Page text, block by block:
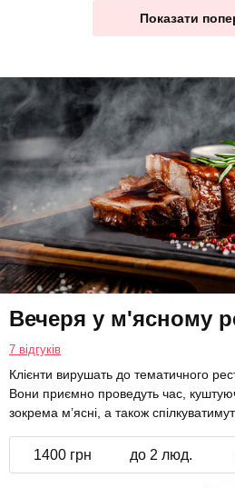
Показати
Вечеря у м'ясному
7 відгуків
Клієнти вирушать до тематичного
Вони приємно проведуть час,
зокрема м’ясні, а також
1400 грн до 2 люд.